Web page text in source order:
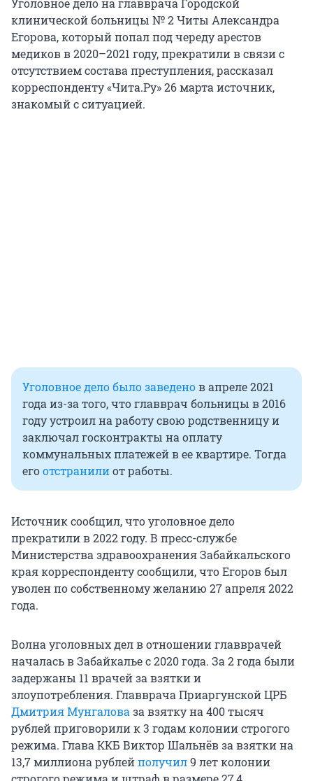
клинической больницы № 2 Читы Александра
Егорова, который попал под череду арестов
медиков в 2020–2021 году, прекратили в связи с
отсутствием состава преступления, рассказал
корреспонденту «Чита.Ру» 26 марта источник,
знакомый с ситуацией.
Уголовное дело было заведенов апреле 2021
года из-за того, что главврач больницы в 2016
году устроил на работу свою родственницу и
заключал госконтракты на оплату
коммунальных платежей в ее квартире. Тогда
егоотстранилиот работы.
Источник сообщил, что уголовное дело
прекратили в 2022 году. В пресс-службе
Министерства здравоохранения Забайкальского
края корреспонденту сообщили, что Егоров был
уволен по собственному желанию 27 апреля 2022
года.
Волна уголовных дел в отношении главврачей
началась в Забайкалье с 2020 года. За 2 года были
задержаны 11 врачей за взятки и
злоупотребления. Главврача Приаргунской ЦРБ
Дмитрия Мунгалова за взятку на 400 тысяч
рублей приговорили к 3 годам колонии строгого
режима. Глава ККБ Виктор Шальнёв за взятки на
13,7 миллиона рублейполучил9 лет колонии